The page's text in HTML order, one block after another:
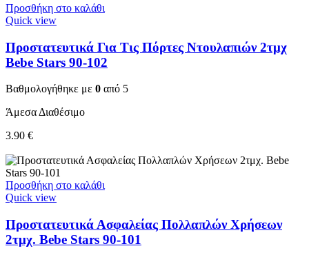
Προσθήκη στο καλάθι
Quick view
Προστατευτικά Για Τις Πόρτες Ντουλαπιών 2τμχ
Bebe Stars 90-102
Βαθμολογήθηκε με 0 από 5
Άμεσα Διαθέσιμο
3.90 €
Προσθήκη στο καλάθι
Quick view
Προστατευτικά Ασφαλείας Πολλαπλών Χρήσεων
2τμχ. Bebe Stars 90-101